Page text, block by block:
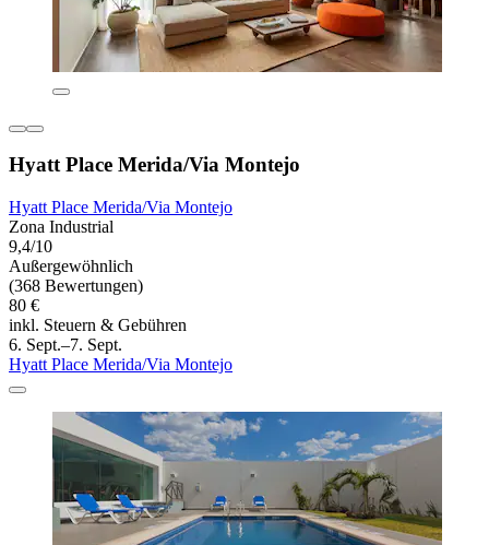
Hyatt Place Merida/Via Montejo
Hyatt Place Merida/Via Montejo
Zona Industrial
9,4/10
Außergewöhnlich
(368 Bewertungen)
80 €
inkl. Steuern & Gebühren
6. Sept.–7. Sept.
Hyatt Place Merida/Via Montejo